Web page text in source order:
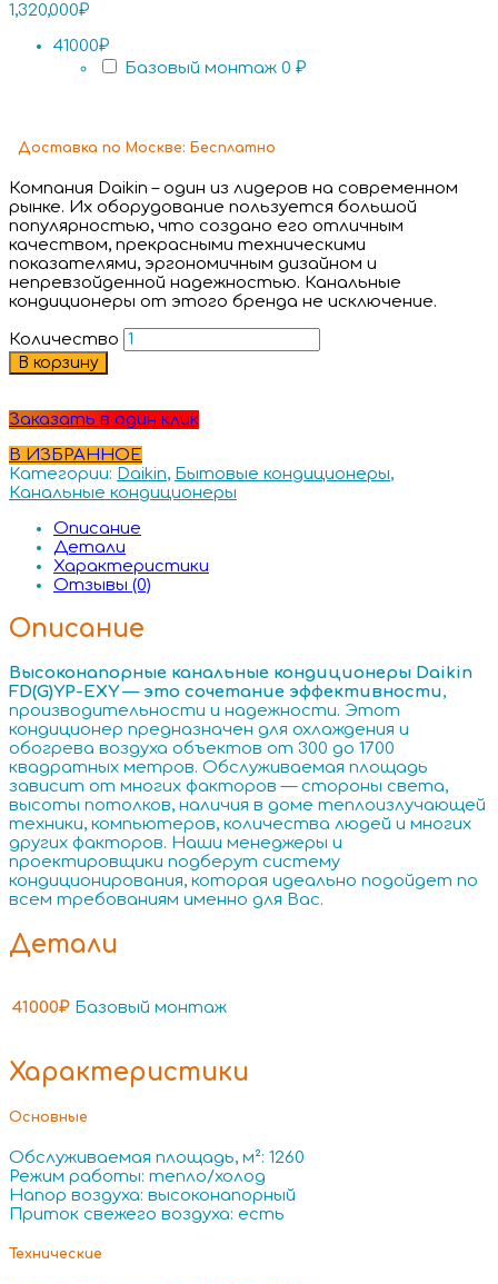
1,320,000₽
41000₽
Базовый монтаж 0 ₽
Доставка по Москве: Бесплатно
Компания Daikin – один из лидеров на современном
рынке. Их оборудование пользуется большой
популярностью, что создано его отличным
качеством, прекрасными техническими
показателями, эргономичным дизайном и
непревзойденной надежностью. Канальные
кондиционеры от этого бренда не исключение.
Количество
В корзину
Заказать в один клик
В ИЗБРАННОЕ
Категории: Daikin, Бытовые кондиционеры,
Канальные кондиционеры
Описание
Детали
Характеристики
Отзывы (0)
Описание
Высоконапорные канальные кондиционеры Daikin
FD(G)YP-EXY — это сочетание эффективности,
производительности и надежности. Этот
кондиционер предназначен для охлаждения и
обогрева воздуха объектов от 300 до 1700
квадратных метров. Обслуживаемая площадь
зависит от многих факторов — стороны света,
высоты потолков, наличия в доме теплоизлучающей
техники, компьютеров, количества людей и многих
других факторов. Наши менеджеры и
проектировщики подберут систему
кондиционирования, которая идеально подойдет по
всем требованиям именно для Вас.
Детали
41000₽ Базовый монтаж
Характеристики
Основные
Обслуживаемая площадь, м²: 1260
Режим работы: тепло/холод
Напор воздуха: высоконапорный
Приток свежего воздуха: есть
Технические